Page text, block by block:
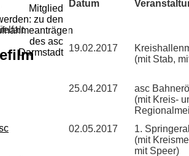
Datum
19.02.2017
(mit Stab,
25.04.2017
asc
(mit Kreis-
02.05.2017
1.
(mit
mit Speer)